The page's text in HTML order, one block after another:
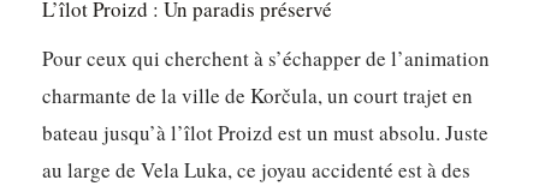
L’îlot Proizd : Un paradis préservé
Pour ceux qui cherchent à s’échapper de l’animation
charmante de la ville de Korčula, un court trajet en
bateau jusqu’à l’îlot Proizd est un must absolu. Juste
au large de Vela Luka, ce joyau accidenté est à des